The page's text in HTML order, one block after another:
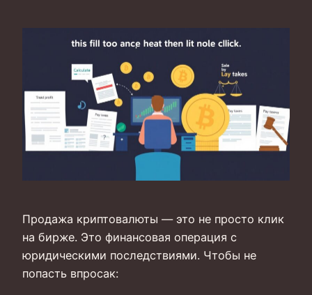
Продажа криптовалюты — это не просто клик
на бирже. Это финансовая операция с
юридическими последствиями. Чтобы не
попасть впросак: